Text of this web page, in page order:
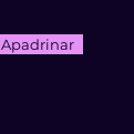
Apadrinar